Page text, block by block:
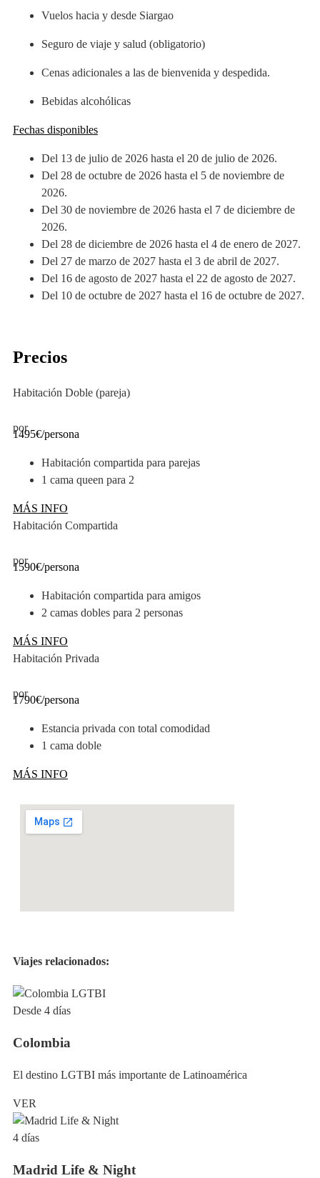
Vuelos hacia y desde Siargao
Seguro de viaje y salud (obligatorio)
Cenas adicionales a las de bienvenida y despedida.
Bebidas alcohólicas
Fechas disponibles
Del 13 de julio de 2026 hasta el 20 de julio de 2026.
Del 28 de octubre de 2026 hasta el 5 de noviembre de
2026.
Del 30 de noviembre de 2026 hasta el 7 de diciembre de
2026.
Del 28 de diciembre de 2026 hasta el 4 de enero de 2027.
Del 27 de marzo de 2027 hasta el 3 de abril de 2027.
Del 16 de agosto de 2027 hasta el 22 de agosto de 2027.
Del 10 de octubre de 2027 hasta el 16 de octubre de 2027.
Precios
Habitación Doble (pareja)
por
1495€/persona
Habitación compartida para parejas
1 cama queen para 2
MÁS INFO
Habitación Compartida
por
1590€/persona
Habitación compartida para amigos
2 camas dobles para 2 personas
MÁS INFO
Habitación Privada
por
1790€/persona
Estancia privada con total comodidad
1 cama doble
MÁS INFO
Viajes relacionados:
Desde 4 días
Colombia
El destino LGTBI más importante de Latinoamérica
VER
4 días
Madrid Life & Night